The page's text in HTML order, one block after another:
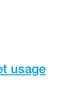
usage